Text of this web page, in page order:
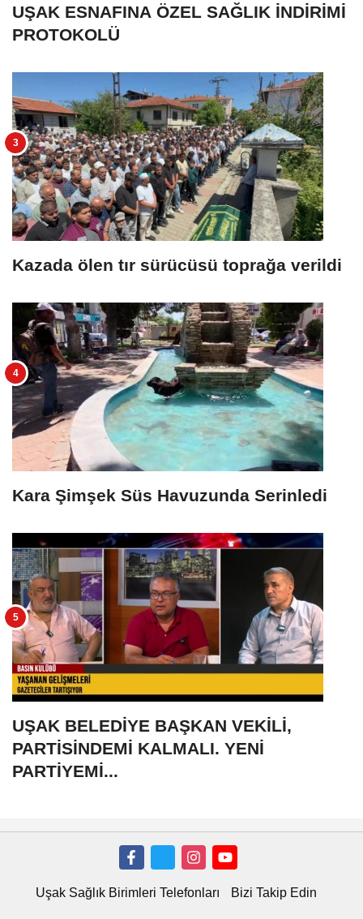
UŞAK ESNAFINA ÖZEL SAĞLIK İNDİRİMİ
PROTOKOLÜ
Kazada ölen tır sürücüsü toprağa verildi
Kara Şimşek Süs Havuzunda Serinledi
UŞAK BELEDİYE BAŞKAN VEKİLİ,
PARTİSİNDEMİ KALMALI. YENİ
PARTİYEMİ...
Uşak Sağlık Birimleri Telefonları Bizi Takip Edin